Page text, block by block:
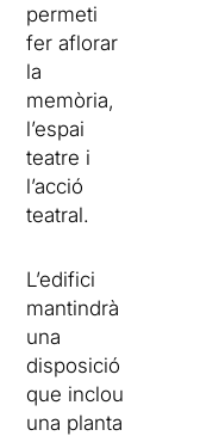
permeti
fer aflorar
la
memòria,
l’espai
teatre i
l’acció
teatral.
L’edifici
mantindrà
una
disposició
que inclou
una planta